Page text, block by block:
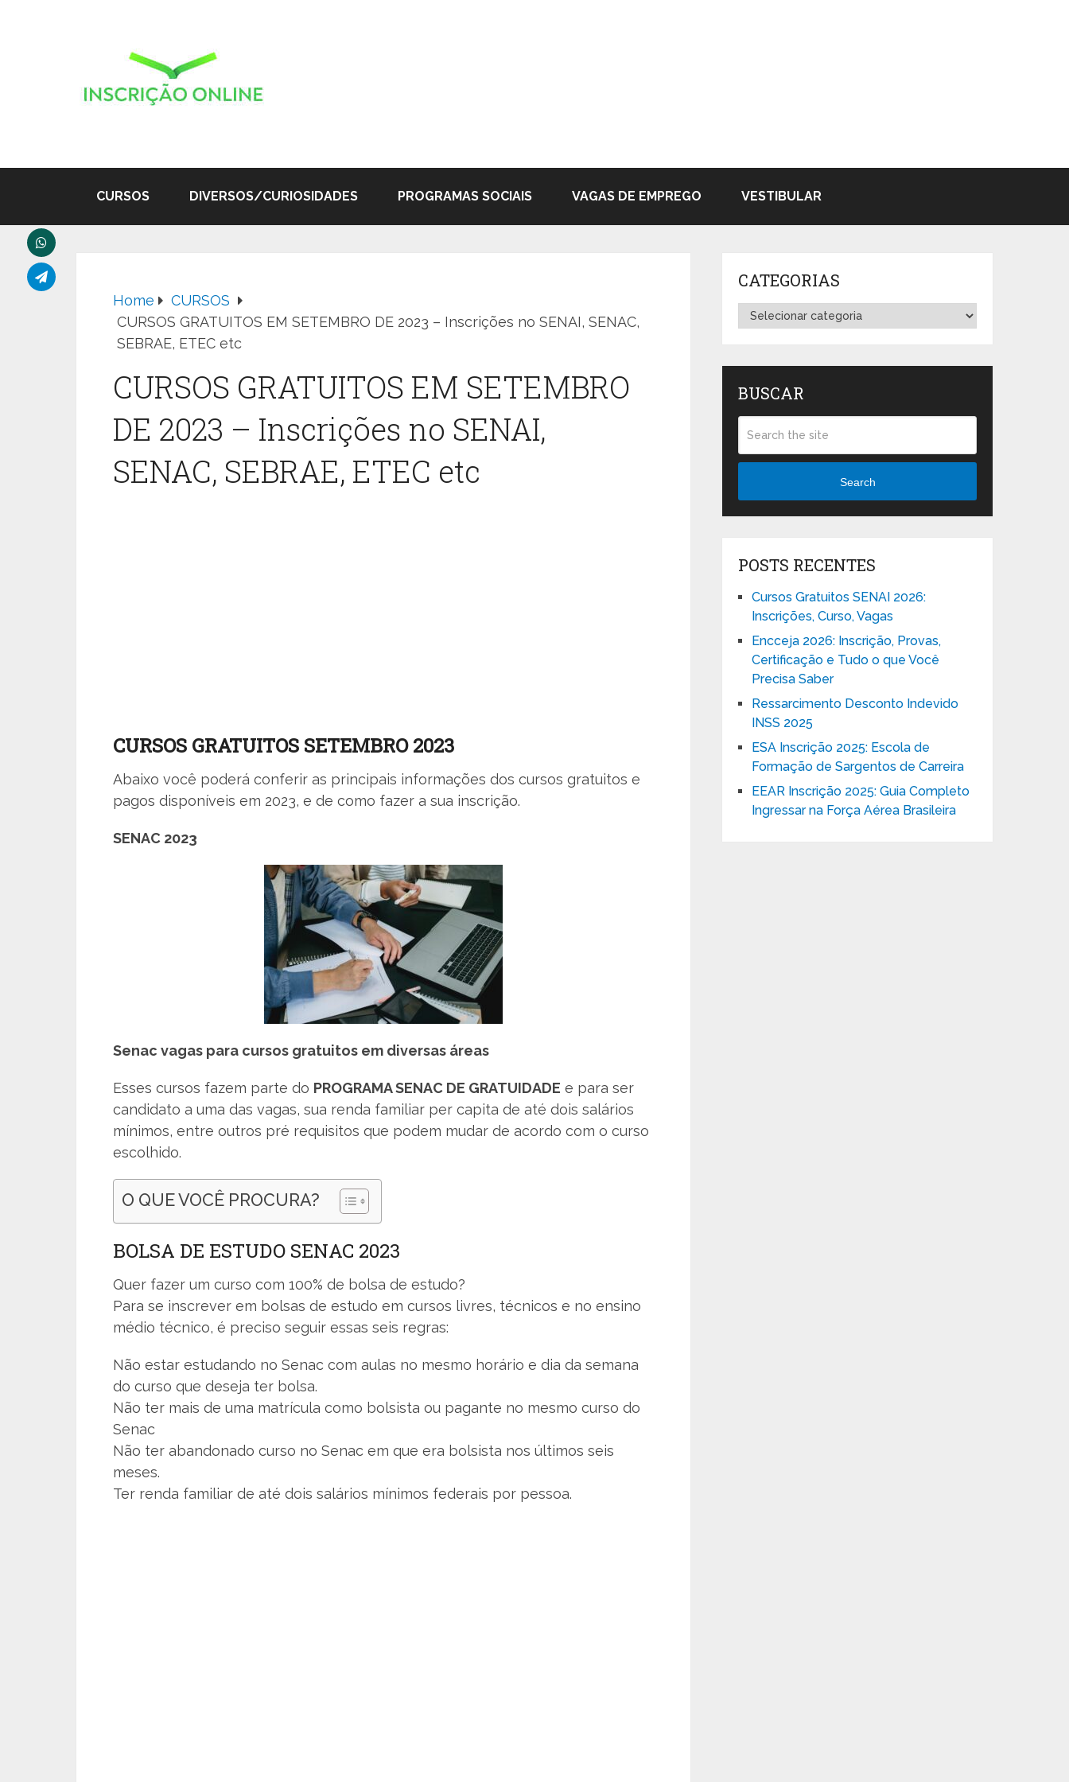
CURSOS DIVERSOS/CURIOSIDADES PROGRAMAS SOCIAIS VAGAS DE EMPREGO VESTIBULAR
Home
CURSOS
CURSOS GRATUITOS EM SETEMBRO DE 2023 – Inscrições no SENAI, SENAC,
SEBRAE, ETEC etc
CURSOS GRATUITOS EM SETEMBRO
DE 2023 – Inscrições no SENAI,
SENAC, SEBRAE, ETEC etc
CURSOS GRATUITOS SETEMBRO 2023
Abaixo você poderá conferir as principais informações dos cursos gratuitos e
pagos disponíveis em 2023, e de como fazer a sua inscrição.
SENAC 2023
Senac vagas para cursos gratuitos em diversas áreas
Esses cursos fazem parte do PROGRAMA SENAC DE GRATUIDADE e para ser
candidato a uma das vagas, sua renda familiar per capita de até dois salários
mínimos, entre outros pré requisitos que podem mudar de acordo com o curso
escolhido.
O QUE VOCÊ PROCURA?
BOLSA DE ESTUDO SENAC 2023
Quer fazer um curso com 100% de bolsa de estudo?
Para se inscrever em bolsas de estudo em cursos livres, técnicos e no ensino
médio técnico, é preciso seguir essas seis regras:
Não estar estudando no Senac com aulas no mesmo horário e dia da semana
do curso que deseja ter bolsa.
Não ter mais de uma matrícula como bolsista ou pagante no mesmo curso do
Senac
Não ter abandonado curso no Senac em que era bolsista nos últimos seis
meses.
Ter renda familiar de até dois salários mínimos federais por pessoa.
CATEGORIAS
Categorias
BUSCAR
Search
POSTS RECENTES
Cursos Gratuitos SENAI 2026:
Inscrições, Curso, Vagas
Encceja 2026: Inscrição, Provas,
Certificação e Tudo o que Você
Precisa Saber
Ressarcimento Desconto Indevido
INSS 2025
ESA Inscrição 2025: Escola de
Formação de Sargentos de Carreira
EEAR Inscrição 2025: Guia Completo
Ingressar na Força Aérea Brasileira